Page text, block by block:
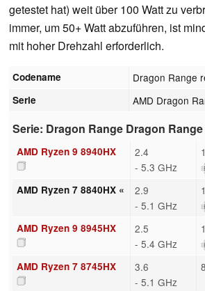
getestet hat) weit über 100 Watt zu
immer, um 50+ Watt abzuführen, ist
mit hoher Drehzahl erforderlich.
Codename Dragon Range
Serie AMD Dragon
Serie: Dragon Range Dragon
AMD Ryzen 9 8940HX
2.4
- 5.3 GHz
AMD Ryzen 7 8840HX «
2.9
- 5.1 GHz
AMD Ryzen 9 8945HX
2.5
- 5.4 GHz
AMD Ryzen 7 8745HX
3.6
- 5.1 GHz